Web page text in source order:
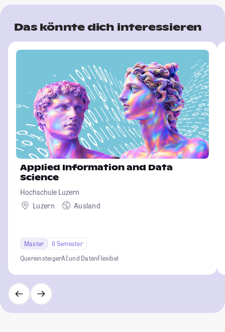
Das könnte dich interessieren
Applied Information and Data
Science
Hochschule Luzern
Luzern
Ausland
Master
6 Semester
QuereinsteigerAI und DatenFlexibel